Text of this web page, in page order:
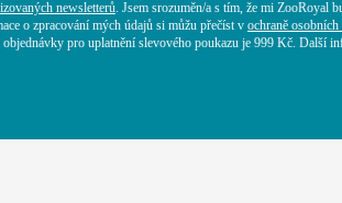
newsletterů. Jsem srozuměn/a s tím, že mi ZooRoyal
o zpracování mých údajů si můžu přečíst v ochraně osobních
pro uplatnění slevového poukazu je 999 Kč. Další